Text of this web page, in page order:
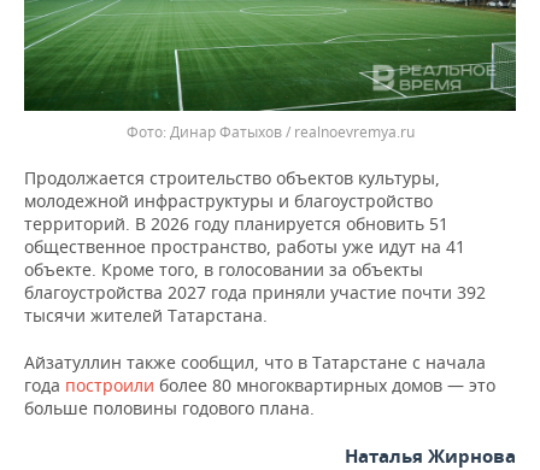
Динар Фатыхов / realnoevremya.ru
Продолжается строительство объектов культуры,
молодежной инфраструктуры и благоустройство
территорий. В 2026 году планируется обновить 51
общественное пространство, работы уже идут на 41
объекте. Кроме того, в голосовании за объекты
благоустройства 2027 года приняли участие почти 392
тысячи жителей Татарстана.
Айзатуллин также сообщил, что в Татарстане с начала
года построили более 80 многоквартирных домов — это
больше половины годового плана.
Наталья Жирнова